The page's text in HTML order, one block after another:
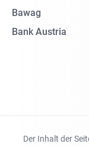
Bawag
Bank Austria
Der Inhalt der